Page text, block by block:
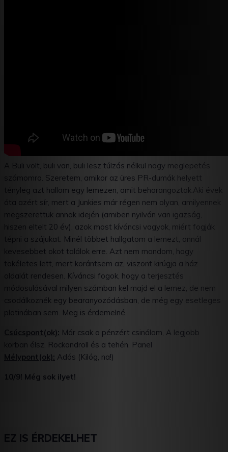
A Buli volt, buli van, buli lesz túlzás nélkül nagy meglepetés
számomra. Szeretem, amikor az üres PR-dumák helyett
tényleg azt hallom egy lemezen, amit beharangoztak.Aki évek
óta azért sír, mert a Junkies már régen nem olyan, amilyennek
megszerettük annak idején (amiben nyilván van igazság,
hiszen eltelt 20 év), azok most kíváncsi vagyok, miért fogják
tépni a szájukat. Minél többet hallgatom a lemezt, annál
kevesebbet okot találok erre. Azt nem mondom, hogy
tökéletes lett, mert korántsem az, viszont kirúgja a ház
oldalát rendesen. Kíváncsi fogok, hogy a terjesztés
módosulásával milyen számban kel majd el a lemez, de nem
csodálkoznék egy bearanyozódásban, de még egy esetleges
platinában sem. Meg is érdemelné.
Csúcspont(ok): Már csak a pénzért csinálom, A legjobb
korban élsz, Rockandroll és a tehén, Panel
Mélypont(ok): Adós (Kilóg, na!)
10/9! Még sok ilyet!
EZ IS ÉRDEKELHET